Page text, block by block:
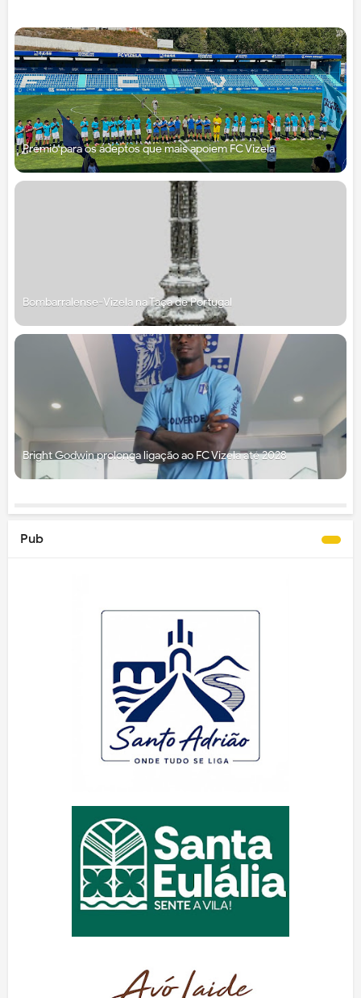
Prémio para os adeptos que mais apoiem FC Vizela
Bombarralense-Vizela na Taça de Portugal
Bright Godwin prolonga ligação ao FC Vizela até 2028
Pub